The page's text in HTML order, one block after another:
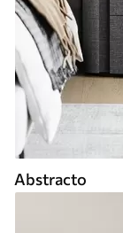
Abstracto